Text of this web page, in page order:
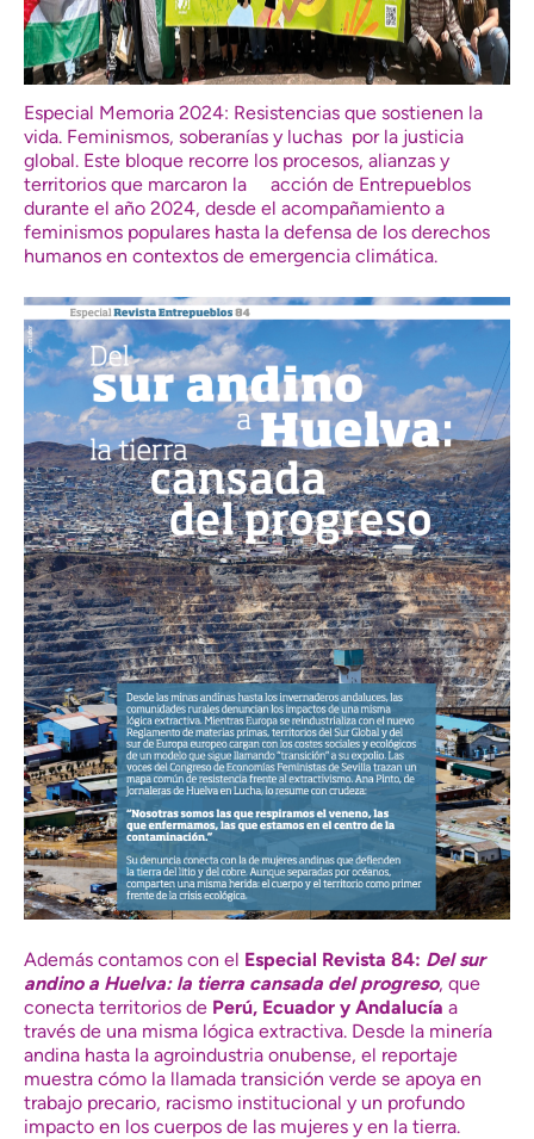
Especial Memoria 2024: Resistencias que sostienen la
vida. Feminismos, soberanías y luchas por la justicia
global. Este bloque recorre los procesos, alianzas y
territorios que marcaron la acción de Entrepueblos
durante el año 2024, desde el acompañamiento a
feminismos populares hasta la defensa de los derechos
humanos en contextos de emergencia climática.
Además contamos con el Especial Revista 84: Del sur
andino a Huelva: la tierra cansada del progreso, que
conecta territorios de Perú, Ecuador y Andalucía a
través de una misma lógica extractiva. Desde la minería
andina hasta la agroindustria onubense, el reportaje
muestra cómo la llamada transición verde se apoya en
trabajo precario, racismo institucional y un profundo
impacto en los cuerpos de las mujeres y en la tierra.